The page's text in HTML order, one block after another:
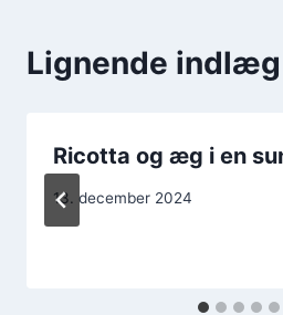
Lignende indlæg
Ricotta og æg i en
13. december 2024